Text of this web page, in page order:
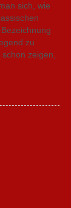
sich, wie
zu
zeigen,